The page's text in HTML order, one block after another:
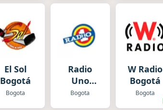
El Sol
Bogotá
Bogota
Radio
Uno
Bogota
Bogota
W Radio
Bogotá
Bogota